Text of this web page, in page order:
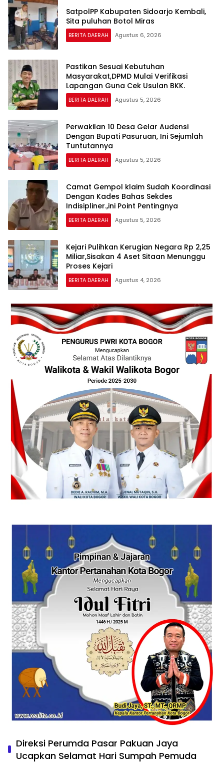
SatpolPP Kabupaten Sidoarjo Kembali,
Sita puluhan Botol Miras
BERITA DAERAH Agustus 6, 2026
Pastikan Sesuai Kebutuhan
Masyarakat,DPMD Mulai Verifikasi
Lapangan Guna Cek Usulan BKK.
BERITA DAERAH Agustus 5, 2026
Perwakilan 10 Desa Gelar Audensi
Dengan Bupati Pasuruan, Ini Sejumlah
Tuntutannya
BERITA DAERAH Agustus 5, 2026
Camat Gempol klaim Sudah Koordinasi
Dengan Kades Bahas Sekdes
Indisipliner.,ini Point Pentingnya
BERITA DAERAH Agustus 5, 2026
Kejari Pulihkan Kerugian Negara Rp 2,25
Miliar,Sisakan 4 Aset Sitaan Menunggu
Proses Kejari
BERITA DAERAH Agustus 4, 2026
Direksi Perumda Pasar Pakuan Jaya
Ucapkan Selamat Hari Sumpah Pemuda